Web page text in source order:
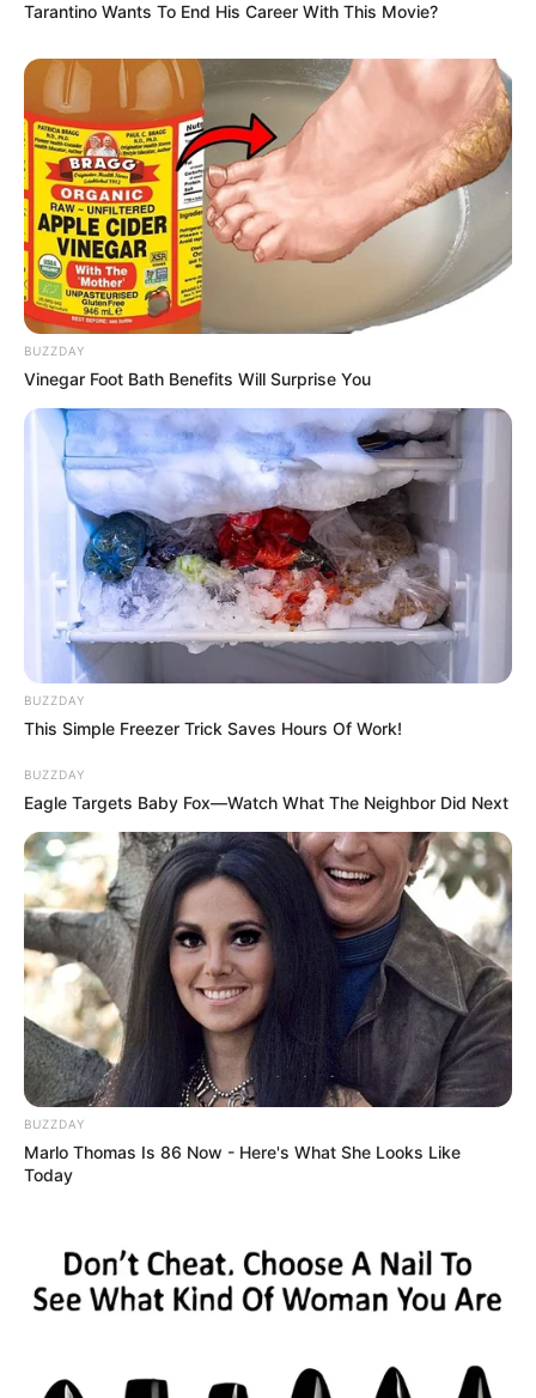
Tarantino Wants To End His Career With This Movie?
BUZZDAY
Vinegar Foot Bath Benefits Will Surprise You
BUZZDAY
This Simple Freezer Trick Saves Hours Of Work!
BUZZDAY
Eagle Targets Baby Fox—Watch What The Neighbor Did Next
BUZZDAY
Marlo Thomas Is 86 Now - Here's What She Looks Like
Today